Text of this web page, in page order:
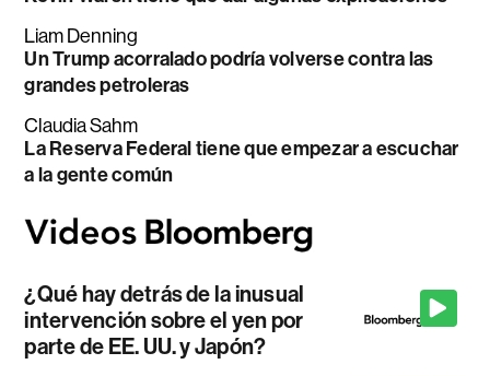
Liam Denning
Un Trump acorralado podría volverse contra las
grandes petroleras
Claudia Sahm
La Reserva Federal tiene que empezar a escuchar
a la gente común
¿Qué hay detrás de la inusual
intervención sobre el yen por
parte de EE. UU. y Japón?